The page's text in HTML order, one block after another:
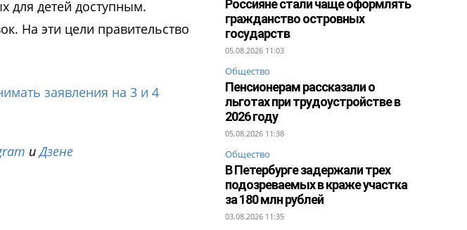
для детей доступным.
На эти цели правительство
заявления на 3 и 4
иДзене
Россияне стали чаще оформлять
гражданство островных
государств
05.08.2026 11:03
Общество
Пенсионерам рассказали о
льготах при трудоустройстве в
2026 году
05.08.2026 11:38
Общество
В Петербурге задержали трех
подозреваемых в краже участка
за 180 млн рублей
03.08.2026 11:35